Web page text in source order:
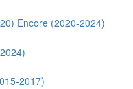
Encore (2020-2024)
2017)